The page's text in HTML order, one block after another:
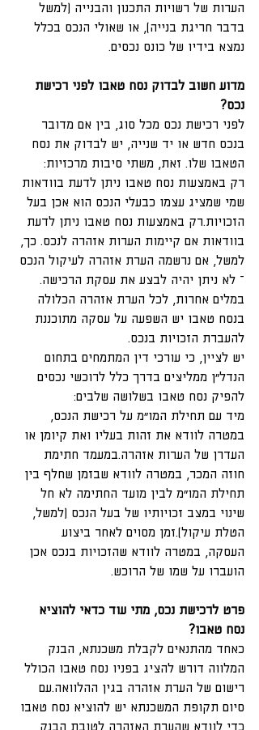
הערות של רשויות התכנון והבנייה (למשל
בדבר חריגת בנייה), או שאולי הנכס בכלל
נמצא בידיו של כונס נכסים.
מדוע חשוב לבדוק נסח טאבו לפני רכישת
נכס?
לפני רכישת נכס מכל סוג, בין אם מדובר
בנכס חדש או יד שנייה, יש לבדוק את נסח
הטאבו שלו. זאת, משתי סיבות מרכזיות:
רק באמצעות נסח טאבו ניתן לדעת בוודאות
שמי שמציג עצמו כבעלי הנכס הוא אכן בעל
הזכויות.רק באמצעות נסח טאבו ניתן לדעת
בוודאות אם קיימות הערות אזהרה לנכס. כך,
למשל, אם נרשמה הערת אזהרה לעיקול הנכס
– לא ניתן יהיה לבצע את עסקת הרכישה.
במלים אחרות, לכל הערת אזהרה הכלולה
בנסח טאבו יש השפעה על עסקה מתוכננת
להעברת הזכויות בנכס.
יש לציין, כי עורכי דין המתמחים בתחום
הנדל"ן ממליצים בדרך כלל לרוכשי נכסים
להפיק נסח טאבו בשלושה שלבים:
מיד עם תחילת המו"מ על רכישת הנכס,
במטרה לוודא את זהות בעליו ואת קיומן או
העדרן של הערות אזהרה.במעמד חתימת
חוזה המכר, במטרה לוודא שבזמן שחלף בין
תחילת המו"מ לבין מועד החתימה לא חל
שינוי במצב זכויותיו של בעל הנכס (למשל,
הטלת עיקול).זמן מסוים לאחר ביצוע
העסקה, במטרה לוודא שהזכויות בנכס אכן
הועברו על שמו של הרוכש.
פרט לרכישת נכס, מתי עוד כדאי להוציא
נסח טאבו?
כאחד מהתנאים לקבלת משכנתא, הבנק
המלווה דורש להציג בפניו נסח טאבו הכולל
רישום של הערת אזהרה בגין ההלוואה.עם
סיום תקופת המשכנתא יש להוציא נסח טאבו
כדי לוודא שהערת האזהרה לטובת הבנק